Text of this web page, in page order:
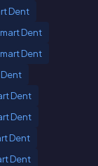
Dent
Dent
Dent
Dent
Dent
Dent
Dent